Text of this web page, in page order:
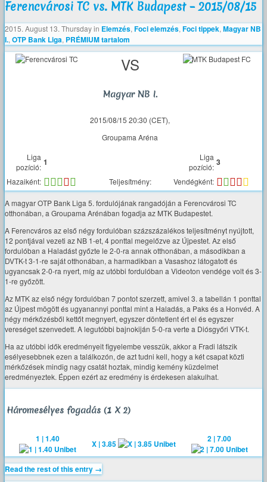
Ferencvárosi TC vs. MTK Budapest – 2015/08/15
2015. August 13. Thursdayin Elemzés, Foci elemzés, Foci tippek, Magyar NB
I., OTP Bank Liga, PRÉMIUM tartalom
VS
Magyar NB I.
2015/08/15 20:30 (CET),
Groupama Aréna
Liga
pozíció: 1
Liga
pozíció: 3
Hazaiként: Teljesítmény: Vendégként:
A magyar OTP Bank Liga 5. fordulójának rangadóján a Ferencvárosi TC
otthonában, a Groupama Arénában fogadja az MTK Budapestet.
A Ferencváros az első négy fordulóban százszázalékos teljesítményt nyújtott,
12 pontjával vezeti az NB 1-et, 4 ponttal megelőzve az Újpestet. Az első
fordulóban a Haladást győzte le 2-0-ra annak otthonában, a másodikban a
DVTK-t 3-1-re saját otthonában, a harmadikban a Vasashoz látogatott és
ugyancsak 2-0-ra nyert, míg az utóbbi fordulóban a Videoton vendége volt és 3-
1-re győzött.
Az MTK az első négy fordulóban 7 pontot szerzett, amivel 3. a tabellán 1 ponttal
az Újpest mögött és ugyanannyi ponttal mint a Haladás, a Paks és a Honvéd. A
négy mérkőzésből kettőt megnyert, egyszer döntetlent ért el és egyszer
vereséget szenvedett. A legutóbbi bajnokiján 5-0-ra verte a Diósgyőri VTK-t.
Ha az utóbbi idők eredményeit figyelembe vesszük, akkor a Fradi látszik
esélyesebbnek ezen a találkozón, de azt tudni kell, hogy a két csapat közti
mérkőzések mindig nagy csatát hoztak, mindig kemény küzdelmet
eredményeztek. Éppen ezért az eredmény is érdekesen alakulhat.
Háromesélyes fogadás (1 X 2)
1 | 1.40 X | 3.85 2 | 7.00
Read the rest of this entry →